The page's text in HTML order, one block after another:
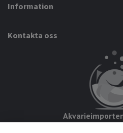
Information
Kontakta oss